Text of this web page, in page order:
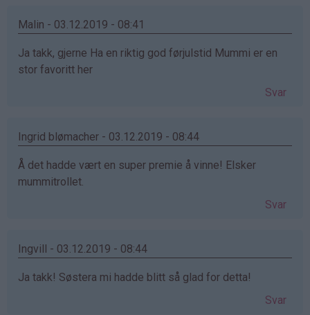
Malin - 03.12.2019 - 08:41
Ja takk, gjerne Ha en riktig god førjulstid Mummi er en
stor favoritt her
Svar
Ingrid blømacher - 03.12.2019 - 08:44
Å det hadde vært en super premie å vinne! Elsker
mummitrollet.
Svar
Ingvill - 03.12.2019 - 08:44
Ja takk! Søstera mi hadde blitt så glad for detta!
Svar